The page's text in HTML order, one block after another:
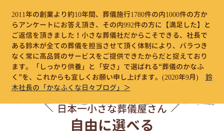
2011年の創業より約10年間、葬儀施行1780件の内1000件の方か
らアンケートにお答え頂き、その内992件の方に【満足した】と
ご返信を頂きました！小さな葬儀社だからこそできる、社長で
ある鈴木が全ての葬儀を担当させて頂く体制により、バラつき
なく常に高品質のサービスをご提供できたからだと捉えており
ます。「しっかり供養」と「安さ」で選ばれる“葬儀のかなふ
く”を、これからも宜しくお願い申し上げます。 (2020年9月)
鈴
木社長の「かなふくな日々ブログ」＞
日本一小さな葬儀屋さん
自由に選べる